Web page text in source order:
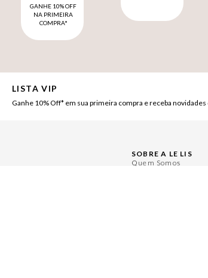
GANHE 10% OFF
NA PRIMEIRA
COMPRA*
LISTA VIP
Ganhe 10% Off* em sua primeira compra e receba
SOBRE A LE LIS
Quem Somos